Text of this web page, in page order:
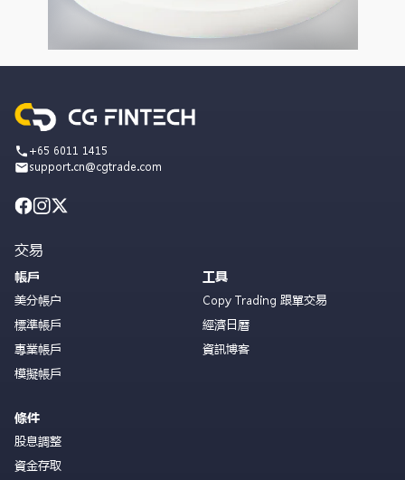
+65 6011 1415
support.cn@cgtrade.com
交易
帳戶
美分帳户
標準帳戶
專業帳戶
模擬帳戶
條件
股息調整
資金存取
工具
Copy Trading 跟單交易
經濟日曆
資訊博客